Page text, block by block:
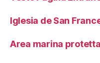
Iglesia de San
Area marina